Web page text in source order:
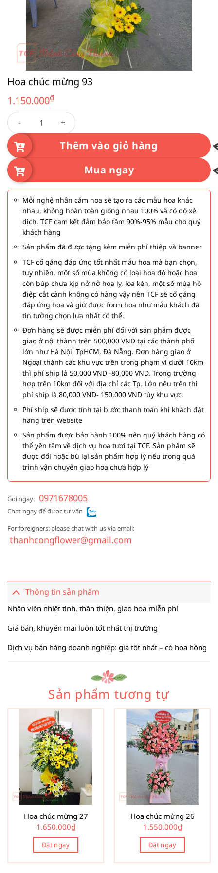
Hoa chúc mừng 93
1.150.000₫
Hoa chúc mừng 93 số lượng
Thêm vào giỏ hàng
Mua ngay
Mỗi nghệ nhân cắm hoa sẽ tạo ra các mẫu hoa khác
nhau, không hoàn toàn giống nhau 100% và có độ xê
dịch. TCF cam kết đảm bảo tầm 90%-95% mẫu cho quý
khách hàng
Sản phẩm đã được tặng kèm miễn phí thiệp và banner
TCF cố gắng đáp ứng tốt nhất mẫu hoa mà bạn chọn,
tuy nhiên, một số mùa không có loại hoa đó hoặc hoa
còn búp chưa kịp nở nở hoa ly, loa kèn, một số mùa hồ
điệp cắt cành không có hàng vậy nên TCF sẽ cố gắng
đáp ứng hoa và giữ được form hoa như mẫu khách đã
tin tưởng chọn lựa nhất có thể.
Đơn hàng sẽ được miễn phí đối với sản phẩm được
giao ở nội thành trên 500,000 VND tại các thành phố
lớn như Hà Nội, TpHCM, Đà Nẵng. Đơn hàng giao ở
Ngoại thành các khu vực trên trong phạm vi dưới 10km
thì phí ship là 50,000 VND -80,000 VND. Trong trường
hợp trên 10km đối với địa chỉ các Tp. Lớn nêu trên thì
phí ship là 80,000 VND- 150,000 VND tùy khu vực.
Phí ship sẽ được tính tại bước thanh toán khi khách đặt
hàng trên website
Sản phẩm được bảo hành 100% nên quý khách hàng có
thể yên tâm về dịch vụ hoa tươi tại TCF. Sản phẩm sẽ
được đổi hoặc bù lại sản phẩm hợp lý nếu trong quá
trình vận chuyển giao hoa chưa hợp lý
Gọi ngay: 0971678005
Chat ngay để được tư vấn
For foreigners: please chat with us via email:
thanhcongflower@gmail.com
Thông tin sản phẩm
Nhân viên nhiệt tình, thân thiện, giao hoa miễn phí
Giá bán, khuyến mãi luôn tốt nhất thị trường
Dịch vụ bán hàng doanh nghiệp: giá tốt nhất – có hoa hồng
Sản phẩm tương tự
Hoa chúc mừng 27
1.650.000₫
Đặt ngay
Hoa chúc mừng 26
1.550.000₫
Đặt ngay